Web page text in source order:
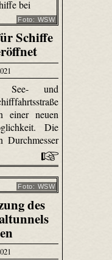
Foto: WSW
Schiffe
See- und
einer neuen
Die
Durchmesser
Foto: WSW
des